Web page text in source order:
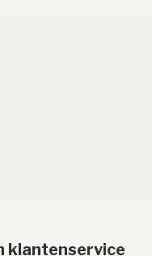
klantenservice